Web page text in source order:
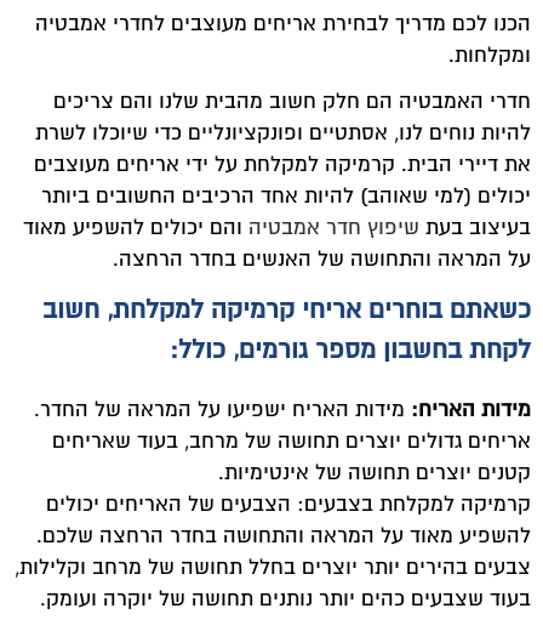
הכנו לכם מדריך לבחירת אריחים מעוצבים לחדרי אמבטיה
ומקלחות.
חדרי האמבטיה הם חלק חשוב מהבית שלנו והם צריכים
להיות נוחים לנו, אסתטיים ופונקציונליים כדי שיוכלו לשרת
את דיירי הבית. קרמיקה למקלחת על ידי אריחים מעוצבים
יכולים (למי שאוהב) להיות אחד הרכיבים החשובים ביותר
בעיצוב בעת שיפוץ חדר אמבטיה והם יכולים להשפיע מאוד
על המראה והתחושה של האנשים בחדר הרחצה.
כשאתם בוחרים אריחי קרמיקה למקלחת, חשוב
לקחת בחשבון מספר גורמים, כולל:
מידות האריח: מידות האריח ישפיעו על המראה של החדר.
אריחים גדולים יוצרים תחושה של מרחב, בעוד שאריחים
קטנים יוצרים תחושה של אינטימיות.
קרמיקה למקלחת בצבעים: הצבעים של האריחים יכולים
להשפיע מאוד על המראה והתחושה בחדר הרחצה שלכם.
צבעים בהירים יותר יוצרים בחלל תחושה של מרחב וקלילות,
בעוד שצבעים כהים יותר נותנים תחושה של יוקרה ועומק.